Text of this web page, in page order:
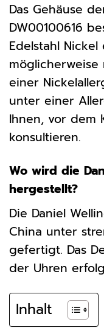
Das Gehäuse
DW00100616
Edelstahl
einer
unter einer
Ihnen, vor dem
konsultieren.
Wo wird die
hergestellt?
Die Daniel
China unter
gefertigt. Das
der Uhren
Inhalt